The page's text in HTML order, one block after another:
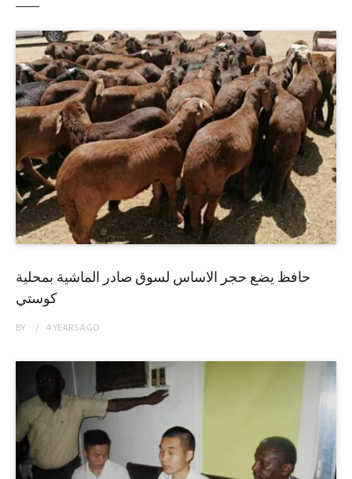
حافظ يضع حجر الاساس لسوق صادر الماشية بمحلية
كوستي
BY 4 YEARSAGO